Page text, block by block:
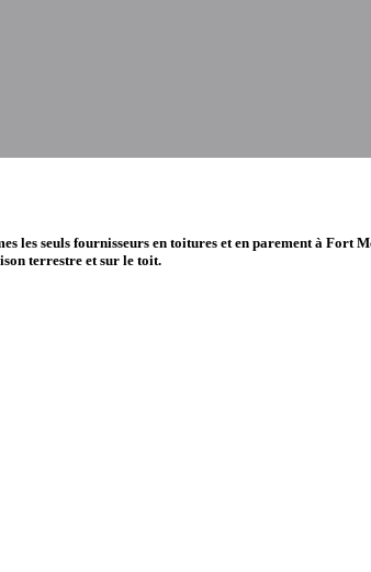
les seuls fournisseurs en toitures et en parement à Fort
terrestre et sur le toit.